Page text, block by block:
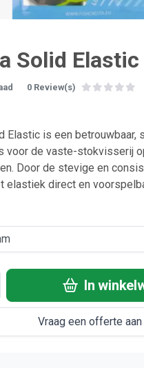
Solid Elastic
0 Review(s)
Elastic is een betrouwbaar,
voor de vaste-stokvisserij
Door de stevige en
elastiek direct en
In
Vraag een offerte aan